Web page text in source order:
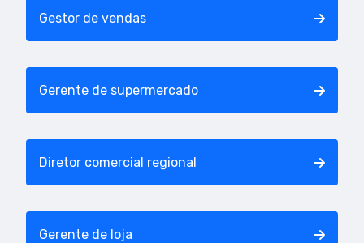
Gestor de vendas
Gerente de supermercado
Diretor comercial regional
Gerente de loja